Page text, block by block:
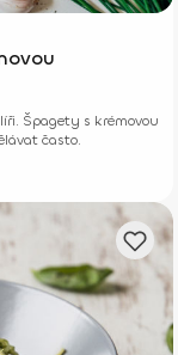
Špagety s krémovou
často.